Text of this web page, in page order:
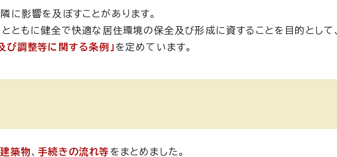
影響を及ぼすことがあります。
ともに健全で快適な居住環境の保全及び形成に資することを目的として、
び調整等に関する条例」 を定めています。
築物、手続きの流れ等をまとめました。